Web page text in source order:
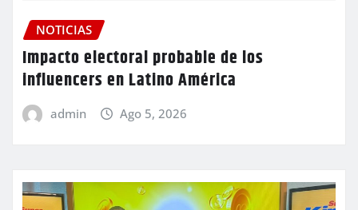
NOTICIAS
Impacto electoral probable de los
influencers en Latino América
admin Ago 5, 2026